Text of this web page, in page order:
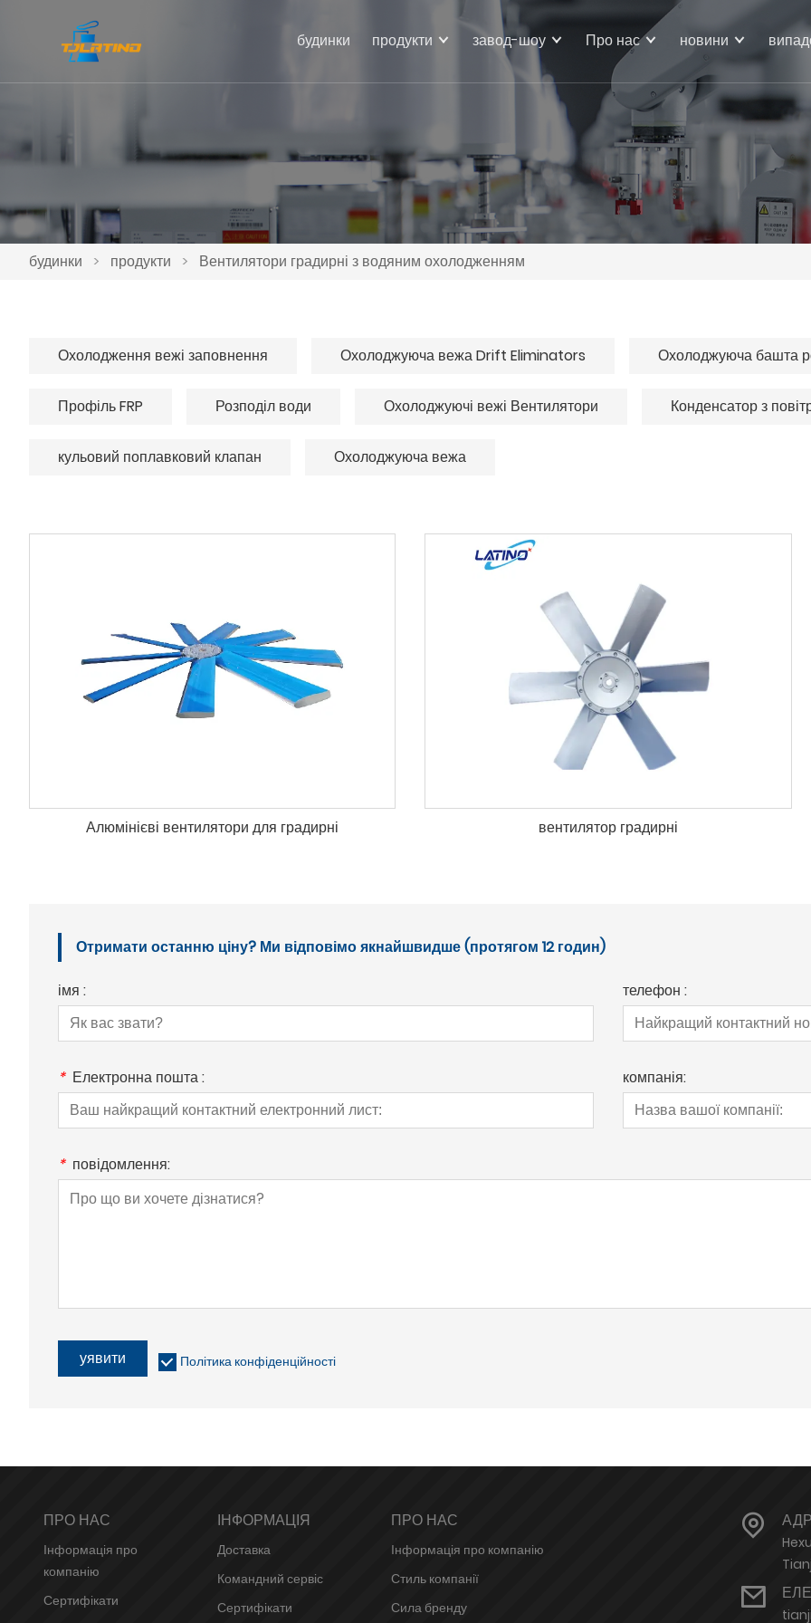
будинки продукти завод-шоу Про нас новини
будинки > продукти > Вентилятори градирні з водяним охолодженням
Охолодження вежі заповнення Охолоджуюча вежа Drift Eliminators Охолоджуюча башта
Профіль FRP Розподіл води Охолоджуючі вежі Вентилятори Конденсатор з
кульовий поплавковий клапан Охолоджуюча вежа
Алюмінієві вентилятори для градирні вентилятор градирні
Отримати останню ціну? Ми відповімо якнайшвидше (протягом 12 годин)
імя : телефон :
* Електронна пошта : компанія:
* повідомлення:
уявити Політика конфіденційності
ПРО НАС
Інформація про
компанію
Сертифікати
ІНФОРМАЦІЯ
Доставка
Командний сервіс
Сертифікати
ПРО НАС
Інформація про компанію
Стиль компанії
Сила бренду